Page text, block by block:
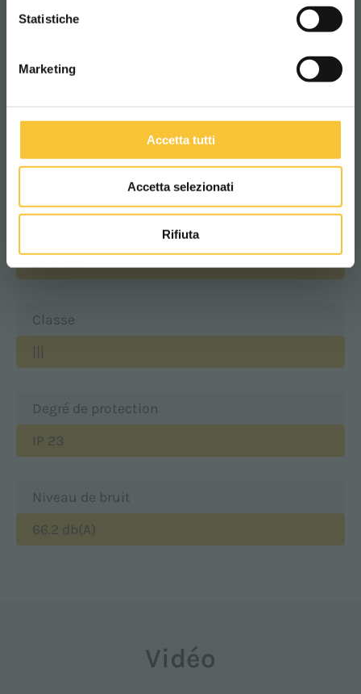
Statistiche
Marketing
Accetta tutti
Accetta selezionati
Rifiuta
Laugeur du logement batteries
Huateuer du logement batteries
Classe
|||
Degré de protection
IP 23
Niveau de bruit
66.2 db(A)
Vidéo